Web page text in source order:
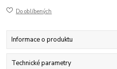
Do oblíbených
Informace o produktu
Technické parametry